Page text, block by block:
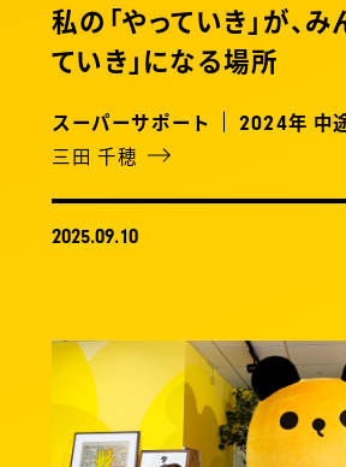
私の「やっていき」が、み
ていき」になる場所
スーパーサポート 2024年 中
三田 千穂
2025.09.10